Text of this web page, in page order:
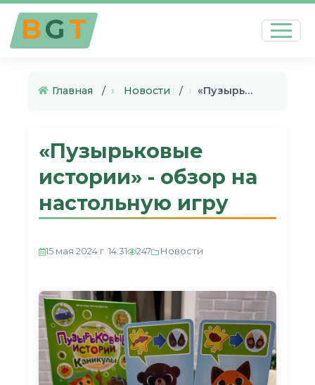
BGT
Главная › Новости › «Пузырьковые истории» - обзор…
«Пузырьковые
истории» - обзор на
настольную игру
15 мая 2024 г. 14:31 247 Новости